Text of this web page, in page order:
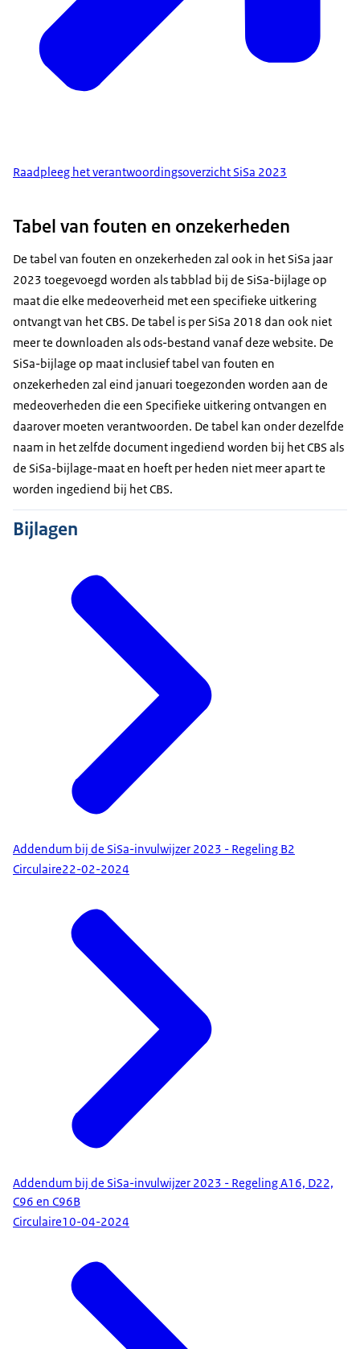
Raadpleeg het verantwoordingsoverzicht SiSa 2023
Tabel van fouten en onzekerheden
De tabel van fouten en onzekerheden zal ook in het SiSa jaar
2023 toegevoegd worden als tabblad bij de SiSa-bijlage op
maat die elke medeoverheid met een specifieke uitkering
ontvangt van het CBS. De tabel is per SiSa 2018 dan ook niet
meer te downloaden als ods-bestand vanaf deze website. De
SiSa-bijlage op maat inclusief tabel van fouten en
onzekerheden zal eind januari toegezonden worden aan de
medeoverheden die een Specifieke uitkering ontvangen en
daarover moeten verantwoorden. De tabel kan onder dezelfde
naam in het zelfde document ingediend worden bij het CBS als
de SiSa-bijlage-maat en hoeft per heden niet meer apart te
worden ingediend bij het CBS.
Bijlagen
Addendum bij de SiSa-invulwijzer 2023 - Regeling B2
Circulaire22-02-2024
Addendum bij de SiSa-invulwijzer 2023 - Regeling A16, D22,
C96 en C96B
Circulaire10-04-2024